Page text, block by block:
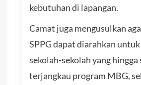
kebutuhan di lapangan.
Camat juga mengusulkan
SPPG dapat diarahkan
sekolah-sekolah yang
terjangkau program MBG,